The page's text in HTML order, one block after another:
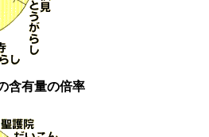
含有量の倍率